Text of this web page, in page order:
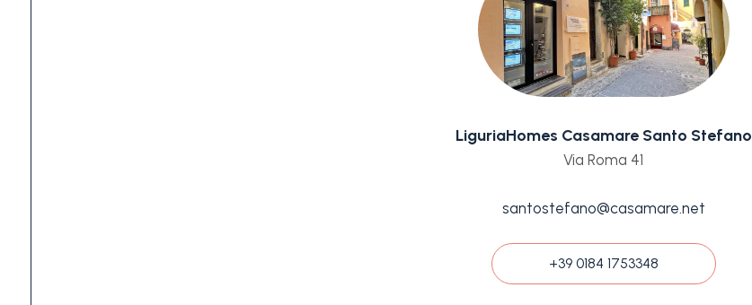
LiguriaHomes Casamare Santo Stefano
Via Roma 41
santostefano@casamare.net
+39 0184 1753348